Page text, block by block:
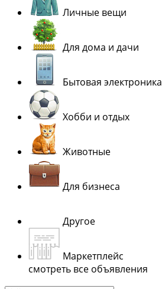
Личные вещи
Для дома и дачи
Бытовая электроника
Хобби и отдых
Животные
Для бизнеса
Другое
Маркетплейс
смотреть все объявления